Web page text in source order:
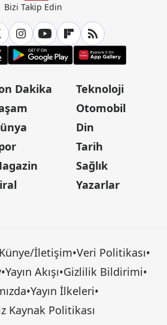
Bizi Takip Edin
Dakika
Teknoloji
Otomobil
Din
Tarih
Sağlık
Yazarlar
Künye/İletişim•Veri Politikası•
•Yayın Akışı•Gizlilik Bildirimi•
•Yayın İlkeleri•
Kaynak Politikası